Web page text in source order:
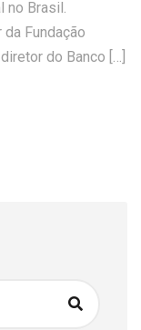
no Brasil.
Fundação
do Banco […]